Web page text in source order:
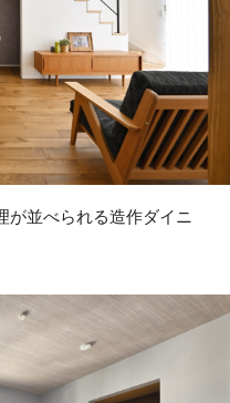
が並べられる造作ダイニ